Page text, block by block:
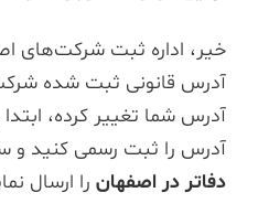
خیر، اداره ثبت شرکت‌های
آدرس قانونی ثبت شده
آدرس شما تغییر کرده،
آدرس را ثبت رسمی کنید
دفاتر در اصفهانرا ارسال